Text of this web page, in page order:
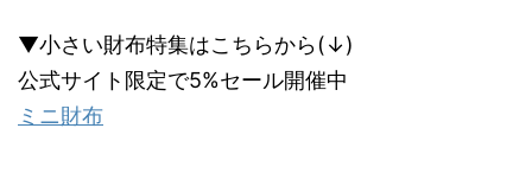
▼小さい財布特集はこちらから(↓)
公式サイト限定で5%セール開催中
ミニ財布